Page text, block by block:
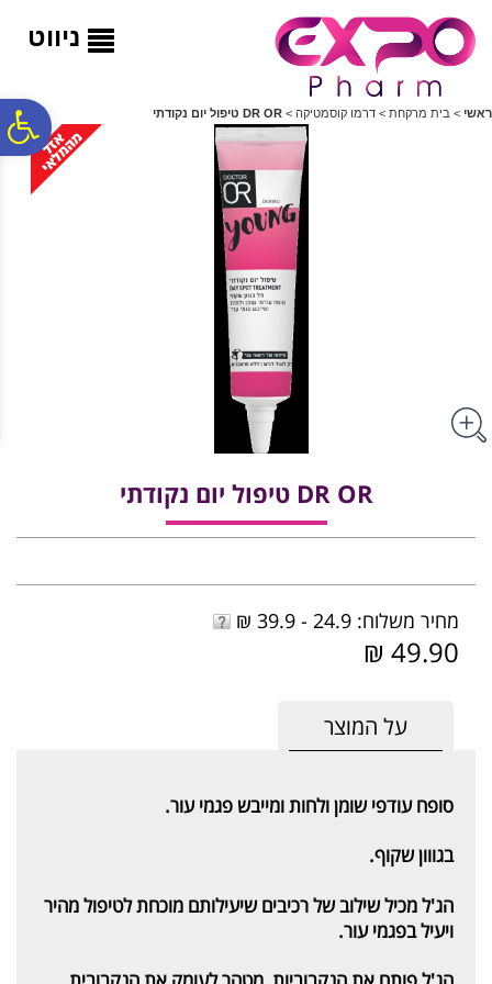
ניווט
ראשי > בית מרקחת > דרמו קוסמטיקה > DR OR טיפול יום נקודתי
DR OR טיפול יום נקודתי
מחיר משלוח: 24.9 - 39.9 ₪
49.90 ₪
על המוצר
סופח עודפי שומן ולחות ומייבש פגמי עור.
בגווון שקוף.
הג'ל מכיל שילוב של רכיבים שיעילותם מוכחת לטיפול מהיר
ויעיל בפגמי עור.